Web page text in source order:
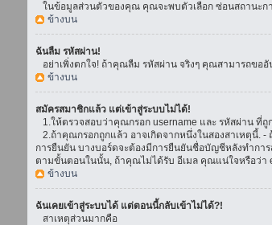
ในข้อมูลส่วนตัวของคุณ คุณจะพบตัวเลือก ซ่อนสถานะก
ข้างบน
ฉันลืม รหัสผ่าน!
อย่าเพิ่งตกใจ! ถ้าคุณลืม รหัสผ่าน จริงๆ คุณสามารถขอ
ข้างบน
สมัครสมาชิกแล้ว แต่เข้าสู่ระบบไม่ได้!
1.ให้ตรวจสอบว่าคุณกรอก username และ รหัสผ่าน ที่ถู
2.ถ้าคุณกรอกถูกแล้ว อาจเกิดจากหนึ่งในสองสาเหตุนี้
การยืนยัน บางบอร์ดจะต้องมีการยืนยันชื่อบัญชีหลังทำกา
ตามขั้นตอนในนั้น, ถ้าคุณไม่ได้รับ อีเมล คุณแน่ใจหรือว่า
ข้างบน
ฉันเคยเข้าสู่ระบบได้ แต่ตอนนี้กลับเข้าไม่ได้?!
สาเหตุส่วนมากคือ